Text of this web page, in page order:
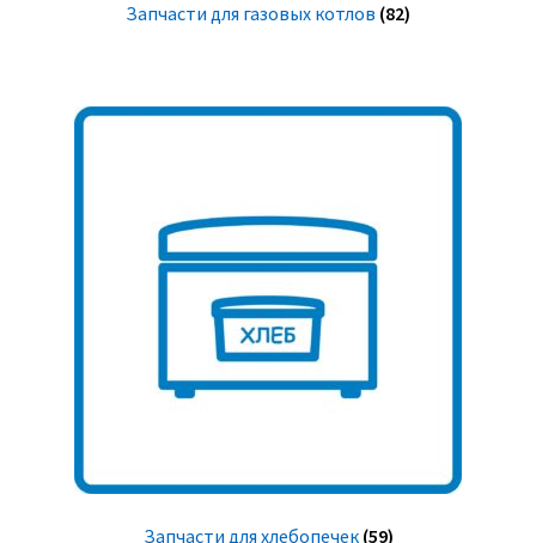
Запчасти для газовых котлов (82)
Запчасти для хлебопечек (59)